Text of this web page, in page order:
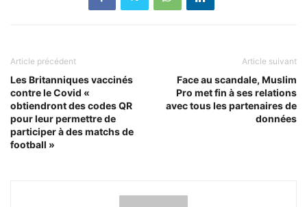
Article précédent
Les Britanniques vaccinés
contre le Covid «
obtiendront des codes QR
pour leur permettre de
participer à des matchs de
football »
Article suivant
Face au scandale, Muslim
Pro met fin à ses relations
avec tous les partenaires de
données